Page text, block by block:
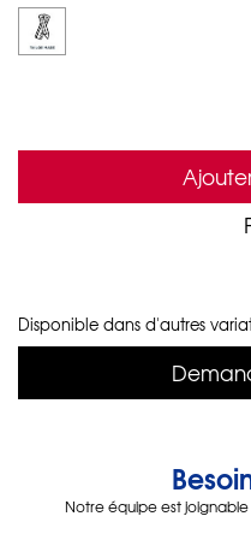
Disponible dans d'autres
Notre équipe est